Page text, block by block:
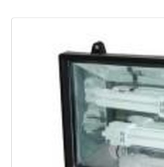
CONTACTOS
263 710 898 geral@luxivo.pt